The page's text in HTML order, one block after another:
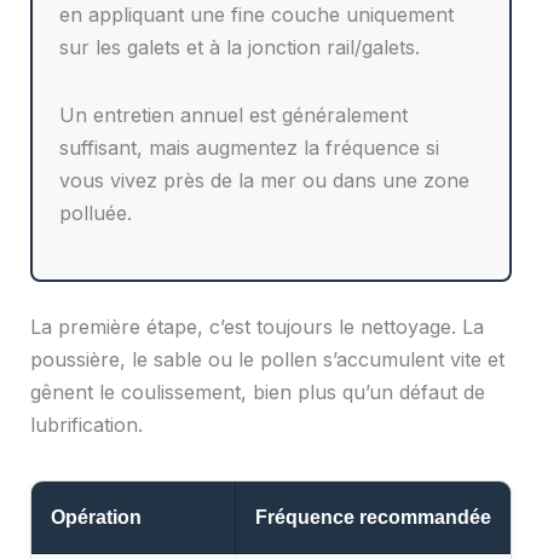
en appliquant une fine couche uniquement
sur les galets et à la jonction rail/galets.
Un entretien annuel est généralement
suffisant, mais augmentez la fréquence si
vous vivez près de la mer ou dans une zone
polluée.
La première étape, c’est toujours le nettoyage. La
poussière, le sable ou le pollen s’accumulent vite et
gênent le coulissement, bien plus qu’un défaut de
lubrification.
Opération Fréquence recommandée